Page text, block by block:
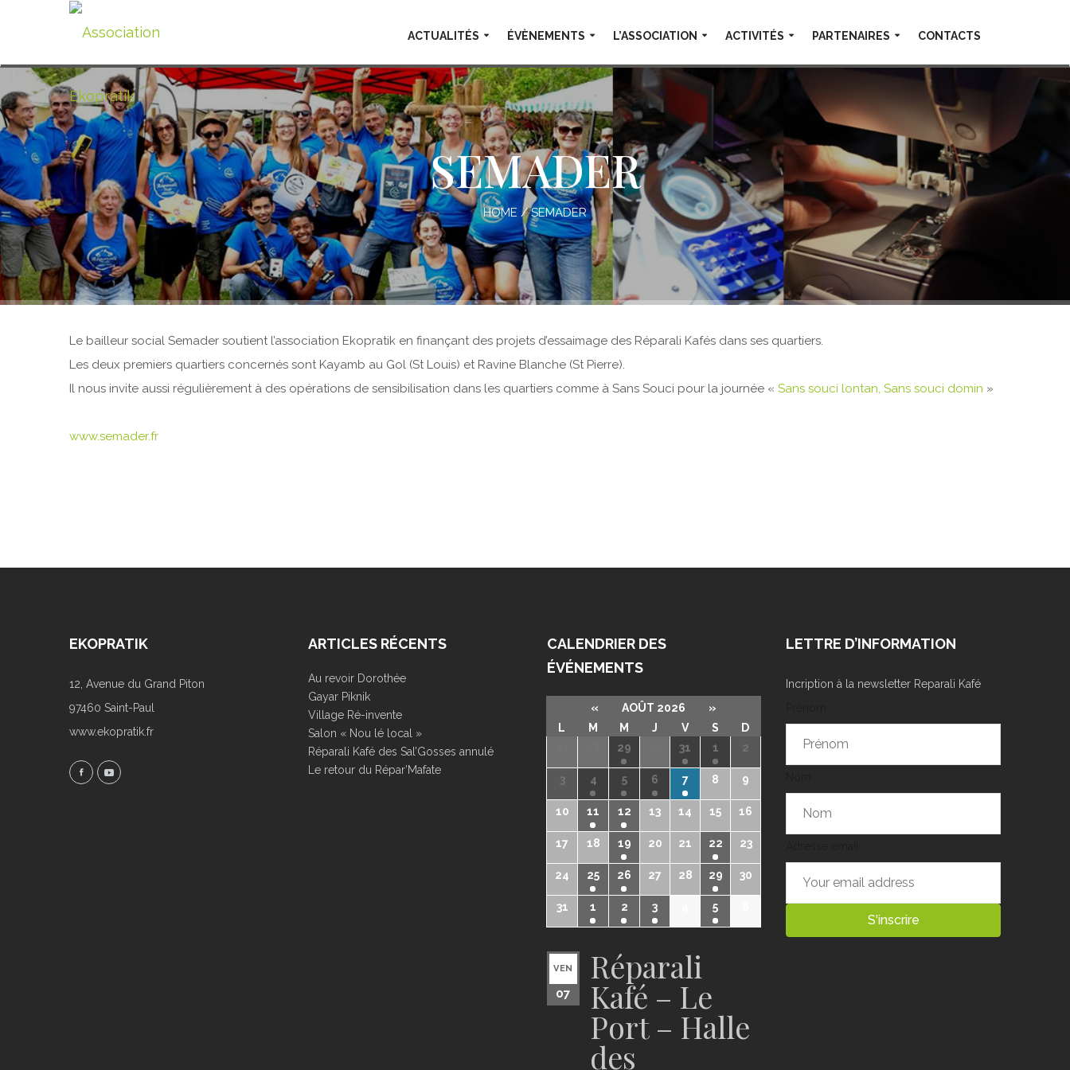
ACTUALITÉS ÉVÈNEMENTS L’ASSOCIATION ACTIVITÉS PARTENAIRES CONTACTS
SEMADER
HOME /SEMADER
Le bailleur social Semader soutient l’association Ekopratik en finançant des projets d’essaimage des Réparali Kafés dans ses quartiers.
Les deux premiers quartiers concernés sont Kayamb au Gol (St Louis) et Ravine Blanche (St Pierre).
Il nous invite aussi régulièrement à des opérations de sensibilisation dans les quartiers comme à Sans Souci pour la journée « Sans souci lontan, Sans souci domin »
www.semader.fr
EKOPRATIK
12, Avenue du Grand Piton
97460 Saint-Paul
www.ekopratik.fr
ARTICLES RÉCENTS
Au revoir Dorothée
Gayar Piknik
Village Ré-invente
Salon « Nou lé local »
Réparali Kafé des Sal’Gosses annulé
Le retour du Répar’Mafate
CALENDRIER DES
ÉVÉNEMENTS
« AOÛT 2026
»
L
M M J V S
D
29 31 1 2
3 4 5 6 7 8 9
10 11 12 13 14 15 16
17 18 19 20 21 22 23
24 25 26 27 28 29 30
31 1 2 3 5
VEN
07
Réparali
Kafé – Le
Port – Halle
des
LETTRE D’INFORMATION
Incription à la newsletter Reparali Kafé